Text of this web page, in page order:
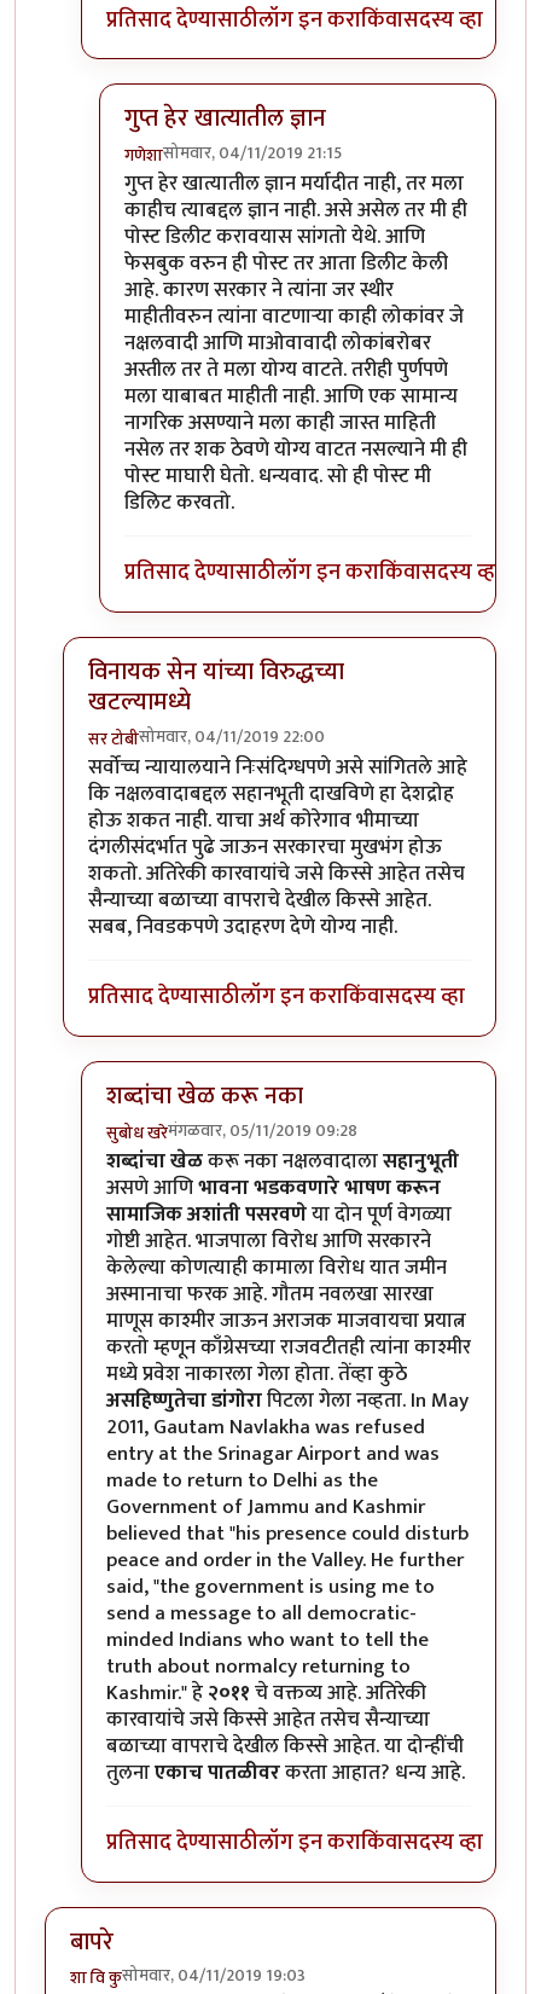
प्रतिसाद देण्यासाठीलॉग इन कराकिंवासदस्य व्हा
गुप्त हेर खात्यातील ज्ञान
गणेशासोमवार, 04/11/2019 21:15
In reply toआपले गुप्त हेर खात्याबद्दलbyसुबोध खरे
गुप्त हेर खात्यातील ज्ञान मर्यादीत नाही, तर मला
काहीच त्याबद्दल ज्ञान नाही. असे असेल तर मी ही
पोस्ट डिलीट करावयास सांगतो येथे. आणि
फेसबुक वरुन ही पोस्ट तर आता डिलीट केली
आहे. कारण सरकार ने त्यांना जर स्थीर
माहीतीवरुन त्यांना वाटणार्‍या काही लोकांवर जे
नक्षलवादी आणि माओवावादी लोकांबरोबर
अस्तील तर ते मला योग्य वाटते. तरीही पुर्णपणे
मला याबाबत माहीती नाही. आणि एक सामान्य
नागरिक असण्याने मला काही जास्त माहिती
नसेल तर शक ठेवणे योग्य वाटत नसल्याने मी ही
पोस्ट माघारी घेतो. धन्यवाद. सो ही पोस्ट मी
डिलिट करवतो.
प्रतिसाद देण्यासाठीलॉग इन कराकिंवासदस्य व्हा
विनायक सेन यांच्या विरुद्धच्या
खटल्यामध्ये
सर टोबीसोमवार, 04/11/2019 22:00
In reply toदुर्दैवाने यातील अनेक पत्रकारbyसुबोध खरे
सर्वोच्च न्यायालयाने निःसंदिग्धपणे असे सांगितले आहे
कि नक्षलवादाबद्दल सहानभूती दाखविणे हा देशद्रोह
होऊ शकत नाही. याचा अर्थ कोरेगाव भीमाच्या
दंगलीसंदर्भात पुढे जाऊन सरकारचा मुखभंग होऊ
शकतो. अतिरेकी कारवायांचे जसे किस्से आहेत तसेच
सैन्याच्या बळाच्या वापराचे देखील किस्से आहेत.
सबब, निवडकपणे उदाहरण देणे योग्य नाही.
प्रतिसाद देण्यासाठीलॉग इन कराकिंवासदस्य व्हा
शब्दांचा खेळ करू नका
सुबोध खरेमंगळवार, 05/11/2019 09:28
In reply toविनायक सेन यांच्या विरुद्धच्या खटल्यामध्ये
शब्दांचा खेळकरू नका नक्षलवादालासहानुभूती
असणे आणिभावना भडकवणारे भाषण करून
सामाजिक अशांती पसरवणेया दोन पूर्ण वेगळ्या
गोष्टी आहेत. भाजपाला विरोध आणि सरकारने
केलेल्या कोणत्याही कामाला विरोध यात जमीन
अस्मानाचा फरक आहे. गौतम नवलखा सारखा
माणूस काश्मीर जाऊन अराजक माजवायचा प्रयात्न
करतो म्हणून काँग्रेसच्या राजवटीतही त्यांना काश्मीर
मध्ये प्रवेश नाकारला गेला होता. तेंव्हा कुठे
असहिष्णुतेचा डांगोरापिटला गेला नव्हता. In May
2011, Gautam Navlakha was refused
entry at the Srinagar Airport and was
made to return to Delhi as the
Government of Jammu and Kashmir
believed that "his presence could disturb
peace and order in the Valley. He further
said, "the government is using me to
send a message to all democratic-
minded Indians who want to tell the
truth about normalcy returning to
Kashmir." हे२०११चे वक्तव्य आहे. अतिरेकी
कारवायांचे जसे किस्से आहेत तसेच सैन्याच्या
बळाच्या वापराचे देखील किस्से आहेत. या दोन्हींची
तुलनाएकाच पातळीवरकरता आहात? धन्य आहे.
प्रतिसाद देण्यासाठीलॉग इन कराकिंवासदस्य व्हा
बापरे
शा वि कुसोमवार, 04/11/2019 19:03